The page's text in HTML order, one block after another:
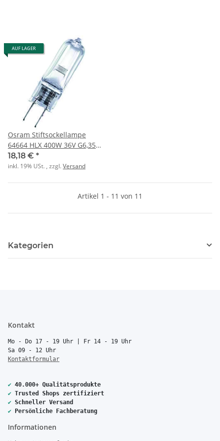
AUF LAGER
Osram Stiftsockellampe
64664 HLX 400W 36V G6,35
FS1
18,18 € *
inkl. 19% USt. , zzgl.Versand
Artikel 1 - 11 von 11
Kategorien
Kontakt
Mo - Do 17 - 19 Uhr | Fr 14 - 19 Uhr
Sa 09 - 12 Uhr
Kontaktformular
✔ 40.000+ Qualitätsprodukte
✔ Trusted Shops zertifiziert
✔ Schneller Versand
✔ Persönliche Fachberatung
Informationen